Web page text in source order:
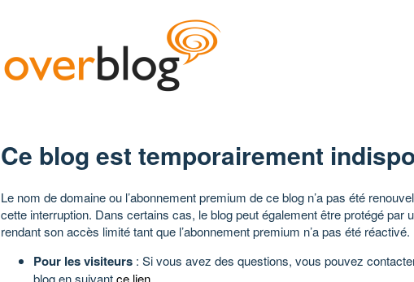
Ce blog est temporairement
Le nom de domaine ou l’abonnement premium de ce blog n’a pas été
cette interruption. Dans certains cas, le blog peut également être protégé par
rendant son accès limité tant que l’abonnement premium n’a pas été réactivé.
Pour les visiteurs : Si vous avez des questions, vous pouvez
blog en suivantce lien.